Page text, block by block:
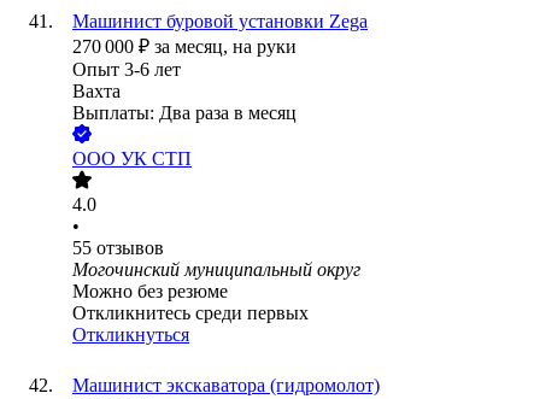
Машинист буровой установки Zega
270 000 ₽ за месяц, на руки
Опыт 3-6 лет
Вахта
Выплаты: Два раза в месяц
ООО УК СТП
4.0
•
55 отзывов
Могочинский муниципальный округ
Можно без резюме
Откликнитесь среди первых
Откликнуться
Машинист экскаватора (гидромолот)